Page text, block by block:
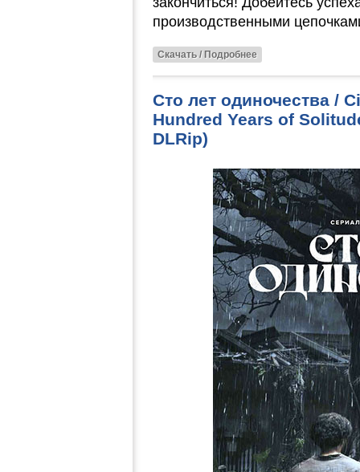
производственными
Скачать / Подробнее
Сто лет одиночества /
Hundred Years of
DLRip)